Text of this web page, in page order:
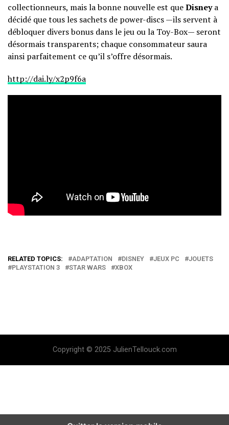
collectionneurs, mais la bonne nouvelle est queDisneya
décidé que tous les sachets de power-discs —ils servent à
débloquer divers bonus dans le jeu ou la Toy-Box— seront
désormais transparents; chaque consommateur saura
ainsi parfaitement ce qu’il s’offre désormais.
http://dai.ly/x2p9f6a
RELATED TOPICS: ADAPTATION DISNEY JEUX PC
JOUETS
PLAYSTATION 3
STAR WARS XBOX
Copyright © 2025 JulienTellouck.com